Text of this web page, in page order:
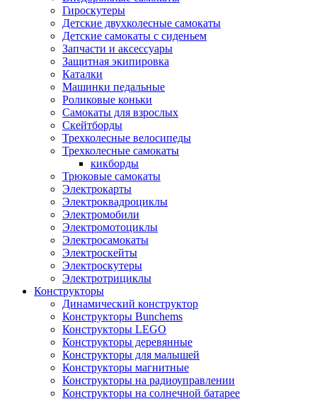
Гироскутеры
Детские двухколесные самокаты
Детские самокаты с сиденьем
Запчасти и аксессуары
Защитная экипировка
Каталки
Машинки педальные
Роликовые коньки
Самокаты для взрослых
Скейтборды
Трехколесные велосипеды
Трехколесные самокаты
кикборды
Трюковые самокаты
Электрокарты
Электроквадроциклы
Электромобили
Электромотоциклы
Электросамокаты
Электроскейты
Электроскутеры
Электротрициклы
Конструкторы
Динамический конструктор
Конструкторы Bunchems
Конструкторы LEGO
Конструкторы деревянные
Конструкторы для малышей
Конструкторы магнитные
Конструкторы на радиоуправлении
Конструкторы на солнечной батарее